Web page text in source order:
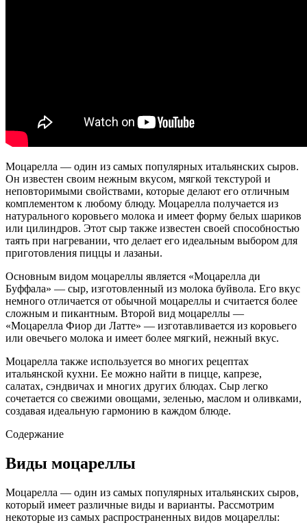
Моцарелла — один из самых популярных итальянских сыров.
Он известен своим нежным вкусом, мягкой текстурой и
неповторимыми свойствами, которые делают его отличным
комплементом к любому блюду. Моцарелла получается из
натурального коровьего молока и имеет форму белых шариков
или цилиндров. Этот сыр также известен своей способностью
таять при нагревании, что делает его идеальным выбором для
приготовления пиццы и лазаньи.
Основным видом моцареллы является «Моцарелла ди
Буффала» — сыр, изготовленный из молока буйвола. Его вкус
немного отличается от обычной моцареллы и считается более
сложным и пикантным. Второй вид моцареллы —
«Моцарелла Фиор ди Латте» — изготавливается из коровьего
или овечьего молока и имеет более мягкий, нежный вкус.
Моцарелла также используется во многих рецептах
итальянской кухни. Ее можно найти в пицце, капрезе,
салатах, сэндвичах и многих других блюдах. Сыр легко
сочетается со свежими овощами, зеленью, маслом и оливками,
создавая идеальную гармонию в каждом блюде.
Содержание
Виды моцареллы
Моцарелла — один из самых популярных итальянских сыров,
который имеет различные виды и варианты. Рассмотрим
некоторые из самых распространенных видов моцареллы: